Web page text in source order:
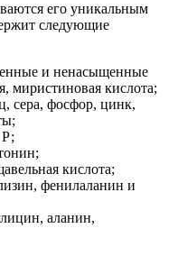
его уникальным
следующие
и ненасыщенные
миристиновая кислота;
сера, фосфор, цинк,
кислота;
фенилаланин и
аланин,